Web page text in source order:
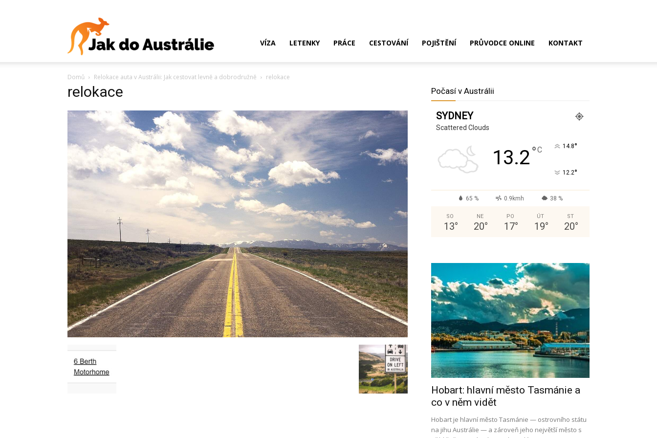
Austrálie?
Víza,
letenky,
studium
VÍZA LETENKY PRÁCE CESTOVÁNÍ POJIŠTĚNÍ PRŮVODCE ONLINE KONTAKT
Domů Relokace auta v Austrálii: Jak cestovat levně a dobrodružně relokace
relokace Počasí v Austrálii
SYDNEY
Scattered Clouds
13.2°C 14.8°
12.2°
65 % 0.9kmh 38 %
SO
13°
NE
20°
PO
17°
ÚT
19°
ST
20°
Hobart: hlavní město Tasmánie a
co v něm vidět
Hobart je hlavní město Tasmánie — ostrovního státu
na jihu Austrálie — a zároveň jeho největší město s